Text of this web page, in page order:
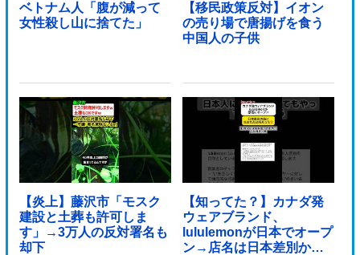
ベトナム人「腹が減って
女性殺し山に捨てた」
【移民政策反対】イオン
の売り場で唐揚げを食う
中国人の子供
【炎上】藤沢市「モスク
建設と土葬も許可しま
す」→3万人の反対署名も
却下
【知ってた？】カナダ発
ウェアブランド、
lululemonが日本でオープ
ン→店名は日本差別から